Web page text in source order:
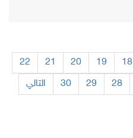
18
19
20
21
22
28
29
30
التالي